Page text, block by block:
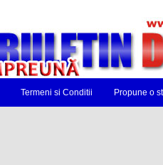
Termeni si Conditii Propune o